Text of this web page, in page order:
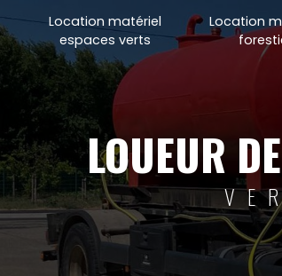
Location matériel
espaces verts
Location
LOUEUR